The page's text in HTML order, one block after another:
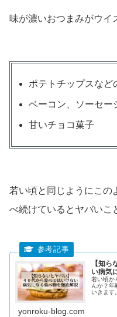
味が濃いおつまみがウイ
ポテトチップスなど
ベーコン、ソーセー
甘いチョコ菓子
若い頃と同じようにこの
べ続けているとヤバいこ
【知
い病気
若い頃か
んか？年
いきます
yonroku-blog.com